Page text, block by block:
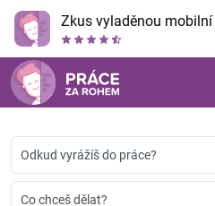
Zkus vyladěnou
Odkud vyrážíš do práce?
Co chceš dělat?